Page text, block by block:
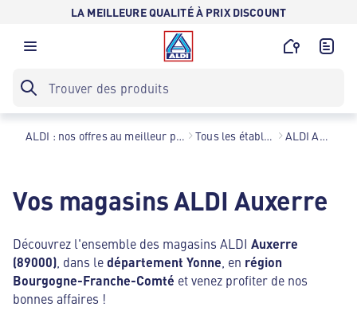
LA MEILLEURE QUALITÉ À PRIX DISCOUNT
ALDI : nos offres au meilleur prix toute l’année ! Tous les établissements ALDI Auxerre
Vos magasins ALDI Auxerre
Découvrez l'ensemble des magasins ALDI Auxerre
(89000) , dans ledépartement Yonne , en région
Bourgogne-Franche-Comté et venez profiter de nos
bonnes affaires !